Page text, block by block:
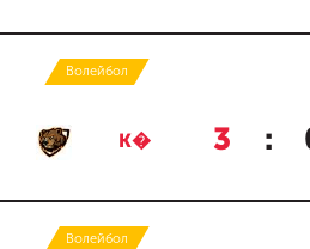
Волейбол
К� 3 :
Волейбол